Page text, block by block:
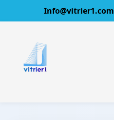
Info@vitrier1.com